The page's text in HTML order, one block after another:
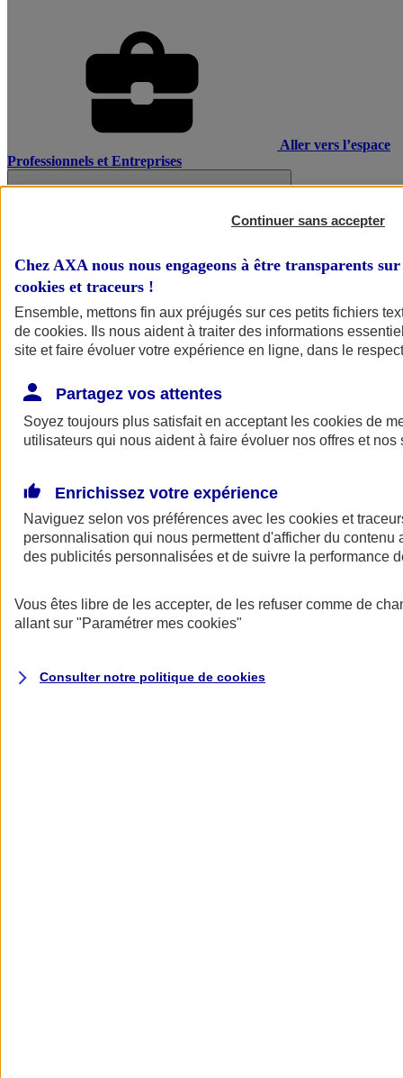
Aller vers l’espace
Professionnels et Entreprises
AXA Assurance
Continuer sans accepter
Chez AXA nous nous engageons à être transparents
cookies et traceurs !
Ensemble, mettons fin aux préjugés sur ces petits fichiers
de cookies. Ils nous aident à traiter des informations
site et faire évoluer votre expérience en ligne, dans le
Partagez vos attentes
Soyez toujours plus satisfait en acceptant les cookies de
utilisateurs qui nous aident à faire évoluer nos offres et nos
Enrichissez votre expérience
Naviguez selon vos préférences avec les cookies et
personnalisation qui nous permettent d'afficher du contenu
des publicités personnalisées et de suivre la performance
Vous êtes libre de les accepter, de les refuser comme de
allant sur "Paramétrer mes cookies"
Consulter notre politique de cookies